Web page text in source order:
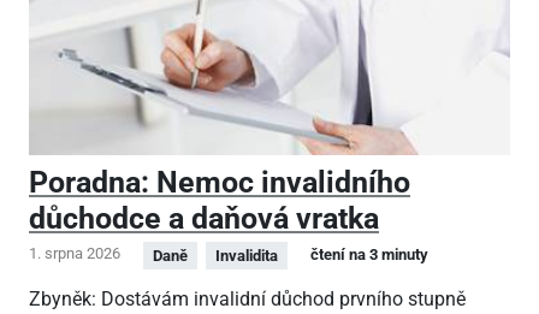
Poradna: Nemoc invalidního
důchodce a daňová vratka
1. srpna 2026 Daně Invalidita čtení na 3 minuty
Zbyněk: Dostávám invalidní důchod prvního stupně